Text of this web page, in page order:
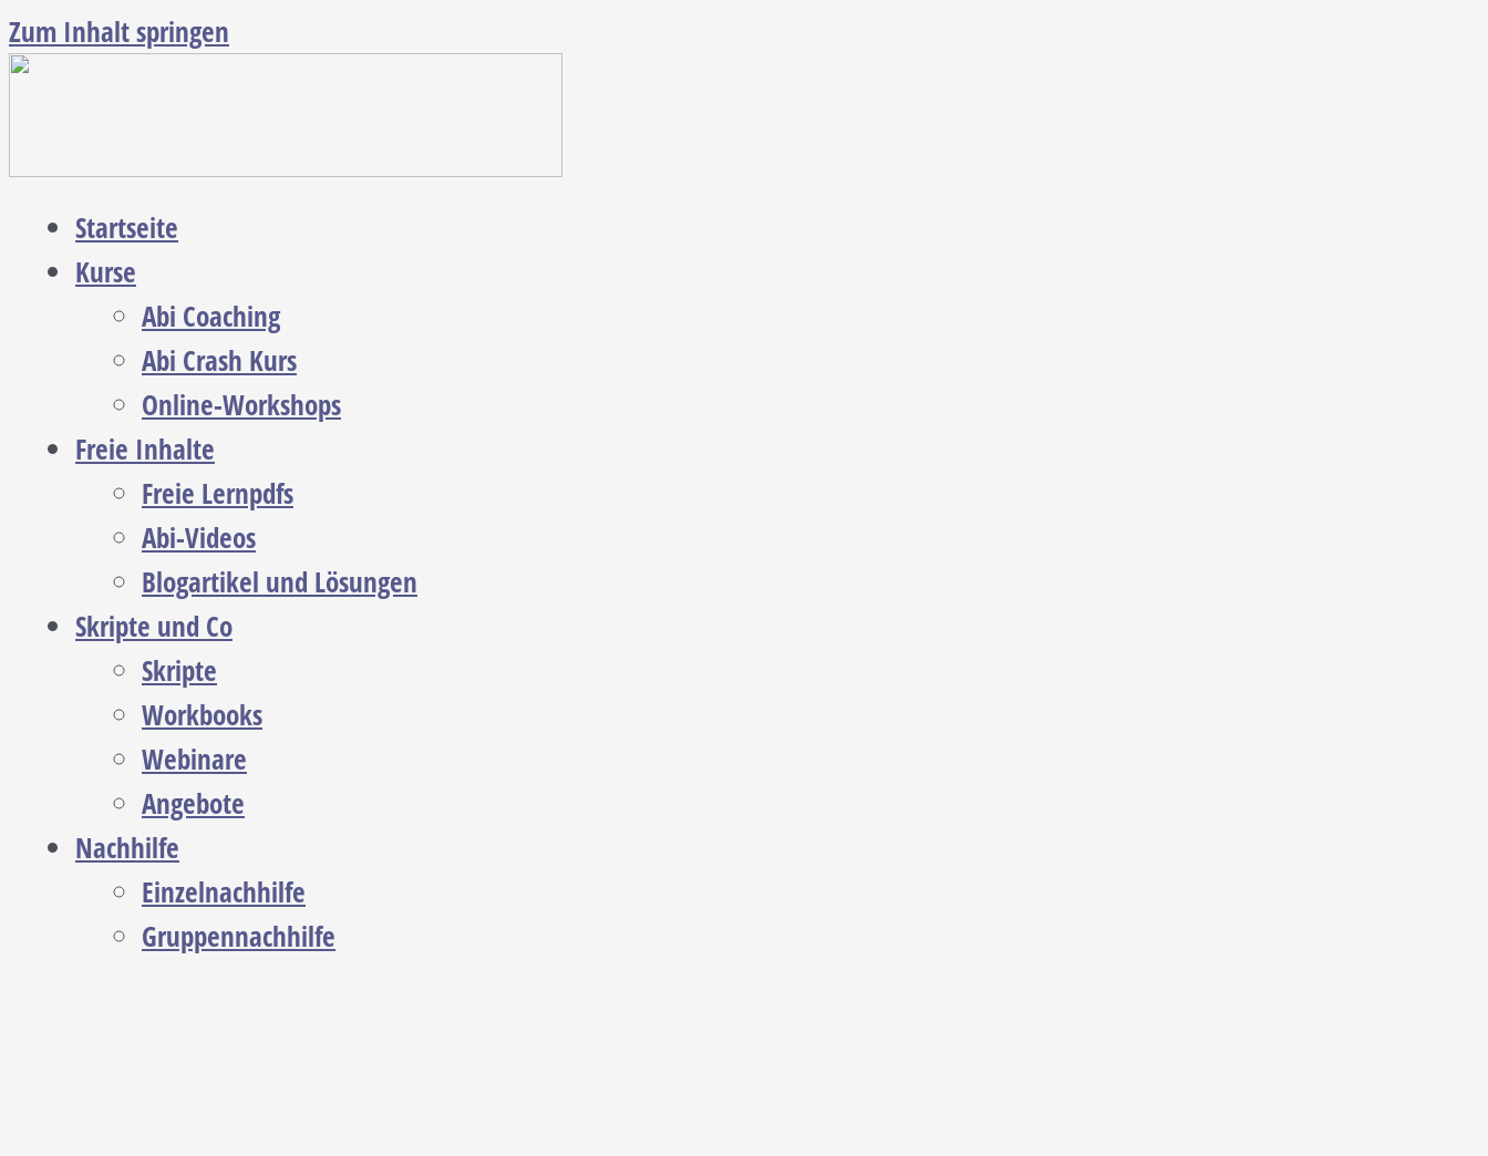
Zum Inhalt springen
Startseite
Kurse
Abi Coaching
Abi Crash Kurs
Online-Workshops
Freie Inhalte
Freie Lernpdfs
Abi-Videos
Blogartikel und Lösungen
Skripte und Co
Skripte
Workbooks
Webinare
Angebote
Nachhilfe
Einzelnachhilfe
Gruppennachhilfe